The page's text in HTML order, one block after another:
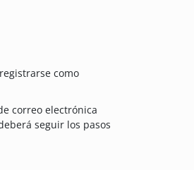
como
correo electrónica
seguir los pasos